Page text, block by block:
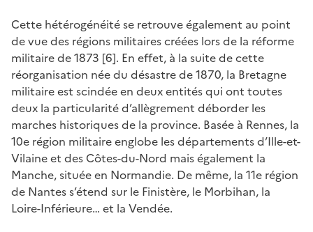
Cette hétérogénéité se retrouve également au point
de vue des régions militaires créées lors de la réforme
militaire de 1873 [6]. En effet, à la suite de cette
réorganisation née du désastre de 1870, la Bretagne
militaire est scindée en deux entités qui ont toutes
deux la particularité d’allègrement déborder les
marches historiques de la province. Basée à Rennes, la
10e région militaire englobe les départements d’Ille-et-
Vilaine et des Côtes-du-Nord mais également la
Manche, située en Normandie. De même, la 11e région
de Nantes s’étend sur le Finistère, le Morbihan, la
Loire-Inférieure… et la Vendée.